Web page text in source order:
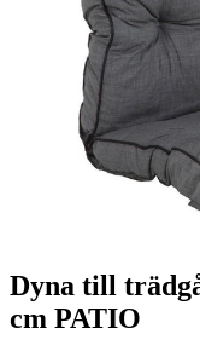
Dyna till
cm PATIO